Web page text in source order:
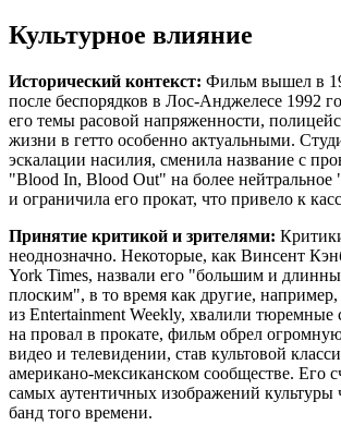
Культурное влияние
Исторический контекст: Фильм вышел в
после беспорядков в Лос-Анджелесе 1992
его темы расовой напряженности,
жизни в гетто особенно актуальными.
эскалации насилия, сменила название с
"Blood In, Blood Out" на более
и ограничила его прокат, что привело к
Принятие критикой и зрителями:
неоднозначно. Некоторые, как Винсент
York Times, назвали его "большим и
плоским", в то время как другие,
из Entertainment Weekly, хвалили
на провал в прокате, фильм обрел
видео и телевидении, став культовой
американо-мексиканском сообществе. Его
самых аутентичных изображений
банд того времени.